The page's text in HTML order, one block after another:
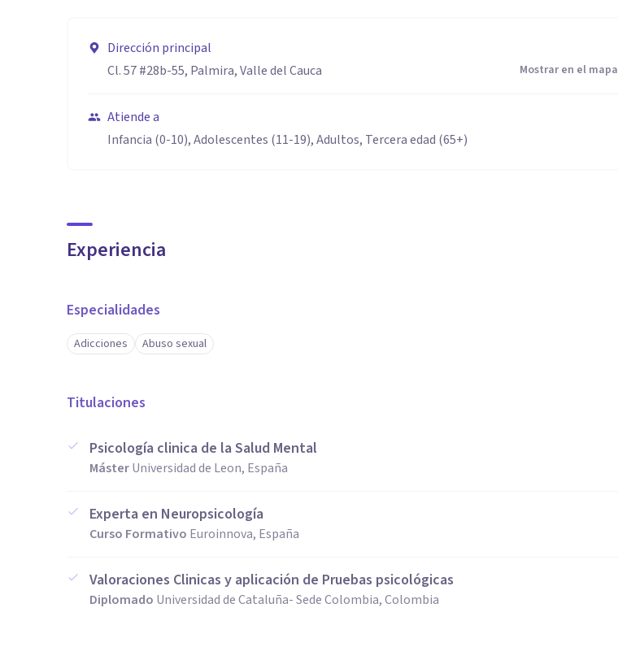
Dirección principal
Cl. 57 #28b-55, Palmira, Valle del Cauca
Mostrar en el mapa
Atiende a
Infancia (0-10), Adolescentes (11-19), Adultos, Tercera edad (65+)
Experiencia
Especialidades
Adicciones Abuso sexual
Titulaciones
Psicología clinica de la Salud Mental
MásterUniversidad de Leon, España
Experta en Neuropsicología
Curso Formativo Euroinnova, España
Valoraciones Clinicas y aplicación de Pruebas psicológicas
Diplomado Universidad de Cataluña- Sede Colombia, Colombia